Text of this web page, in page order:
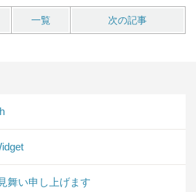
一覧 次の記事
舞い申し上げます